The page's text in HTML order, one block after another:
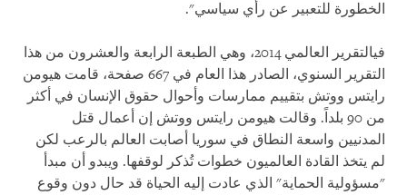
الخطورة للتعبير عن رأي سياسي".
فيالتقرير العالمي 2014، وهي الطبعة الرابعة والعشرون من هذا
التقرير السنوي، الصادر هذا العام في 667 صفحة، قامت هيومن
رايتس ووتش بتقييم ممارسات وأحوال حقوق الإنسان في أكثر
من 90 بلداً. وقالت هيومن رايتس ووتش إن أعمال قتل
المدنيين واسعة النطاق في سوريا أصابت العالم بالرعب لكن
لم يتخذ القادة العالميون خطوات تُذكر لوقفها. ويبدو أن مبدأ
"مسؤولية الحماية" الذي عادت إليه الحياة قد حال دون وقوع